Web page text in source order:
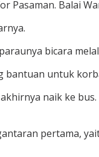
Balai
bicara
untuk
naik ke
pertama,